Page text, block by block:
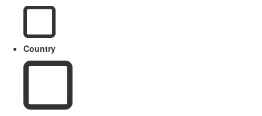
Country